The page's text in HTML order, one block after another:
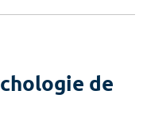
de